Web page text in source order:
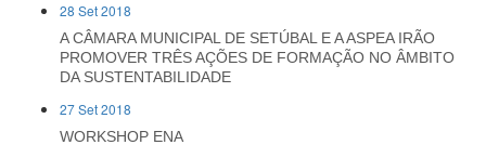
28 Set 2018
A CÂMARA MUNICIPAL DE SETÚBAL E A ASPEA IRÃO
PROMOVER TRÊS AÇÕES DE FORMAÇÃO NO ÂMBITO
DA SUSTENTABILIDADE
27 Set 2018
WORKSHOP ENA